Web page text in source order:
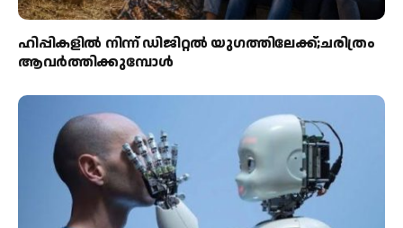
ഹിപ്പികളില്‍ നിന്ന് ഡിജിറ്റല്‍ യുഗത്തിലേക്ക്;ചരിത്രം
ആവര്‍ത്തിക്കുമ്പോള്‍